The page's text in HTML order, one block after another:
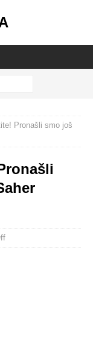
Pronašli smo još